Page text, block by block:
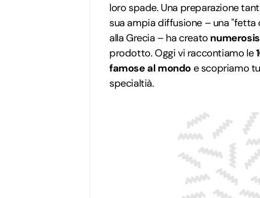
loro spade. Una preparazione
sua ampia diffusione – una "fetta
alla Grecia – ha creato
prodotto. Oggi vi raccontiamo le
famose al mondo e scopriamo
specialtià.